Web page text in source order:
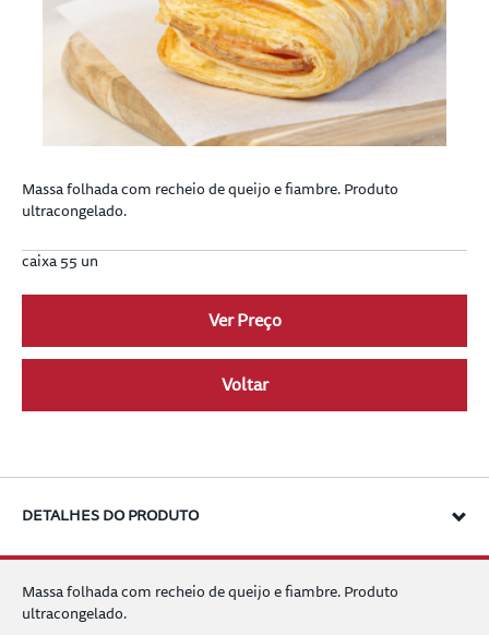
Massa folhada com recheio de queijo e fiambre. Produto
ultracongelado.
caixa 55 un
Ver Preço
Voltar
DETALHES DO PRODUTO
Massa folhada com recheio de queijo e fiambre. Produto
ultracongelado.